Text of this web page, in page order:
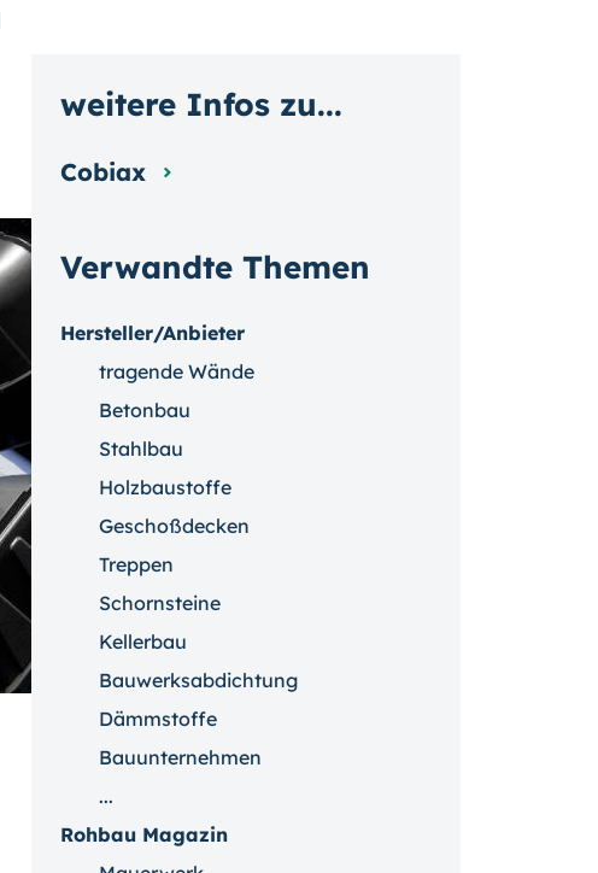
Verwandte Themen
Hersteller/Anbieter
tragende Wände
Betonbau
Stahlbau
Holzbaustoffe
Geschoßdecken
Treppen
Schornsteine
Kellerbau
Bauwerksabdichtung
Dämmstoffe
Bauunternehmen
...
Rohbau Magazin
weitere Infos zu...
Cobiax